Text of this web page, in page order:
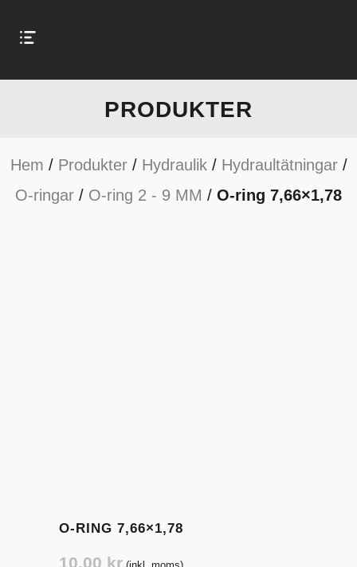
PRODUKTER
Hem / Produkter/ Hydraulik/ Hydraultätningar/
O-ringar / O-ring 2 - 9 MM / O-ring 7,66×1,78
O-RING 7,66×1,78
10,00 kr